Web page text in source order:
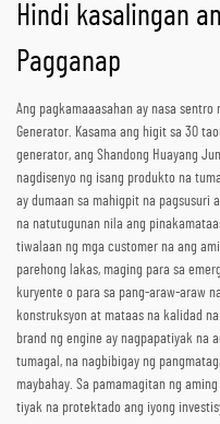
Hindi kasalingan
Pagganap
Ang pagkamaaasahan ay nasa
Generator. Kasama ang higit sa 30
generator, ang Shandong Huayang
nagdisenyo ng isang produkto na
ay dumaan sa mahigpit na pagsusuri
na natutugunan nila ang
tiwalaan ng mga customer na ang
parehong lakas, maging para sa
kuryente o para sa pang-araw-araw
konstruksyon at mataas na kalidad
brand ng engine ay nagpapatiyak na
tumagal, na nagbibigay ng
maybahay. Sa pamamagitan ng
tiyak na protektado ang iyong